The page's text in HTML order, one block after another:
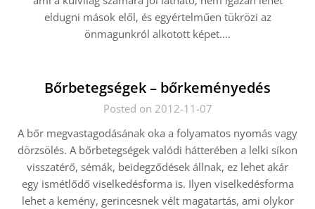
eldugni mások elől, és egyértelműen tükrözi az
önmagunkról alkotott képet.…
Bőrbetegségek – bőrkeményedés
Posted on 2012-11-07
A bőr megvastagodásának oka a folyamatos nyomás vagy
dörzsölés. A bőrbetegségek valódi hátterében a lelki síkon
visszatérő, sémák, beidegződések állnak, ez lehet akár
egy ismétlődő viselkedésforma is. Ilyen viselkedésforma
lehet a kemény, gerincesnek vélt magatartás, ami olykor